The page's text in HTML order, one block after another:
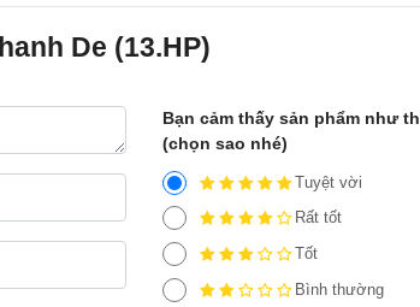
De (13.HP)
Bạn cảm thấy sản phẩm như
(chọn sao nhé)
Tuyệt vời
Rất tốt
Tốt
Bình thường